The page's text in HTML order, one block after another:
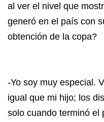
al ver el nivel que
generó en el país con
obtención de la copa?
-Yo soy muy especial.
igual que mi hijo; los
solo cuando terminó el